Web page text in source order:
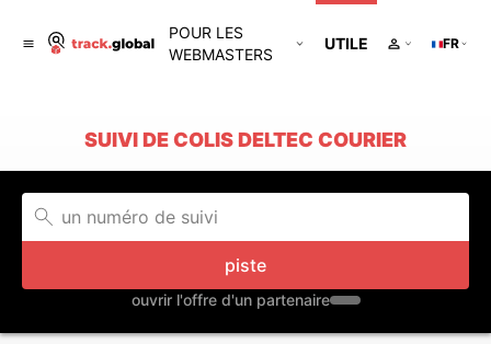
POUR LES
WEBMASTERS
UTILE FR
SUIVI DE COLIS DELTEC COURIER
piste
ouvrir l'offre d'un partenaire